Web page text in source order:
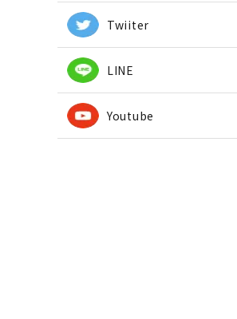
Twiiter
LINE
Youtube